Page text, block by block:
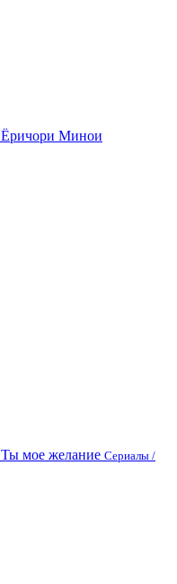
Ёричори Минои
Ты мое желание Сериалы /